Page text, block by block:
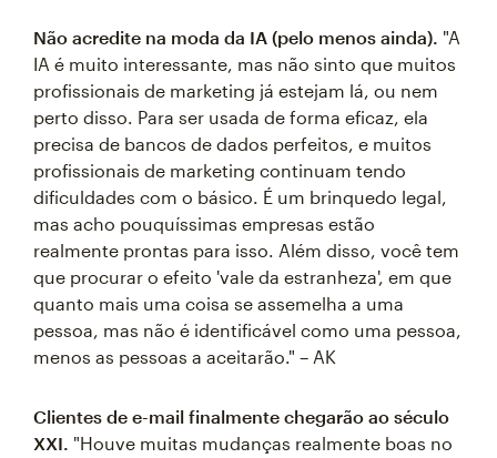
Não acredite na moda da IA (pelo menos ainda). "A
IA é muito interessante, mas não sinto que muitos
profissionais de marketing já estejam lá, ou nem
perto disso. Para ser usada de forma eficaz, ela
precisa de bancos de dados perfeitos, e muitos
profissionais de marketing continuam tendo
dificuldades com o básico. É um brinquedo legal,
mas acho pouquíssimas empresas estão
realmente prontas para isso. Além disso, você tem
que procurar o efeito 'vale da estranheza', em que
quanto mais uma coisa se assemelha a uma
pessoa, mas não é identificável como uma pessoa,
menos as pessoas a aceitarão." – AK
Clientes de e-mail finalmente chegarão ao século
XXI. "Houve muitas mudanças realmente boas no